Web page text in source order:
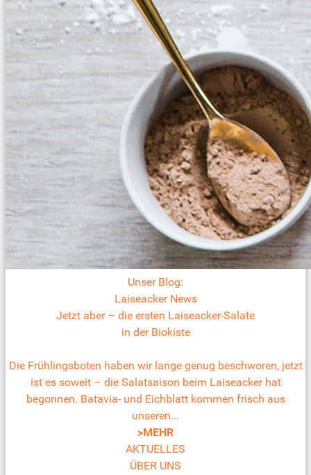
Unser Blog:
Laiseacker News
Jetzt aber – die ersten Laiseacker-Salate
in der Biokiste
Die Frühlingsboten haben wir lange genug beschworen, jetzt
ist es soweit – die Salatsaison beim Laiseacker hat
begonnen. Batavia- und Eichblatt kommen frisch aus
unseren...
>MEHR
AKTUELLES
ÜBER UNS